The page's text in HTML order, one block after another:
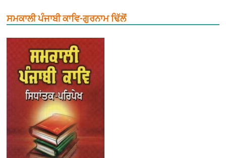
ਸਮਕਾਲੀ ਪੰਜਾਬੀ ਕਾਵਿ-ਗੁਰਨਾਮ ਢਿੱਲੋਂ